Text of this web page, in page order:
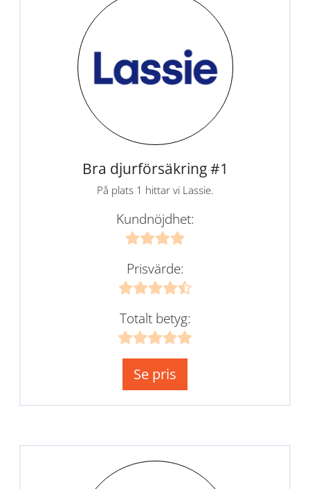
Bra djurförsäkring #1
På plats 1 hittar vi Lassie.
Kundnöjdhet:
Prisvärde:
Totalt betyg:
Se pris